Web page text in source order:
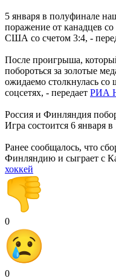
5 января в полуфинале
поражение от канадцев
США со счетом 3:4, -
После проигрыша,
побороться за золотые
ожидаемо столкнулась
соцсетях, - передает РИА
Россия и Финляндия
Игра состоится 6 января
Ранее сообщалось, что
Финляндию и сыграет с
хоккей
0
0